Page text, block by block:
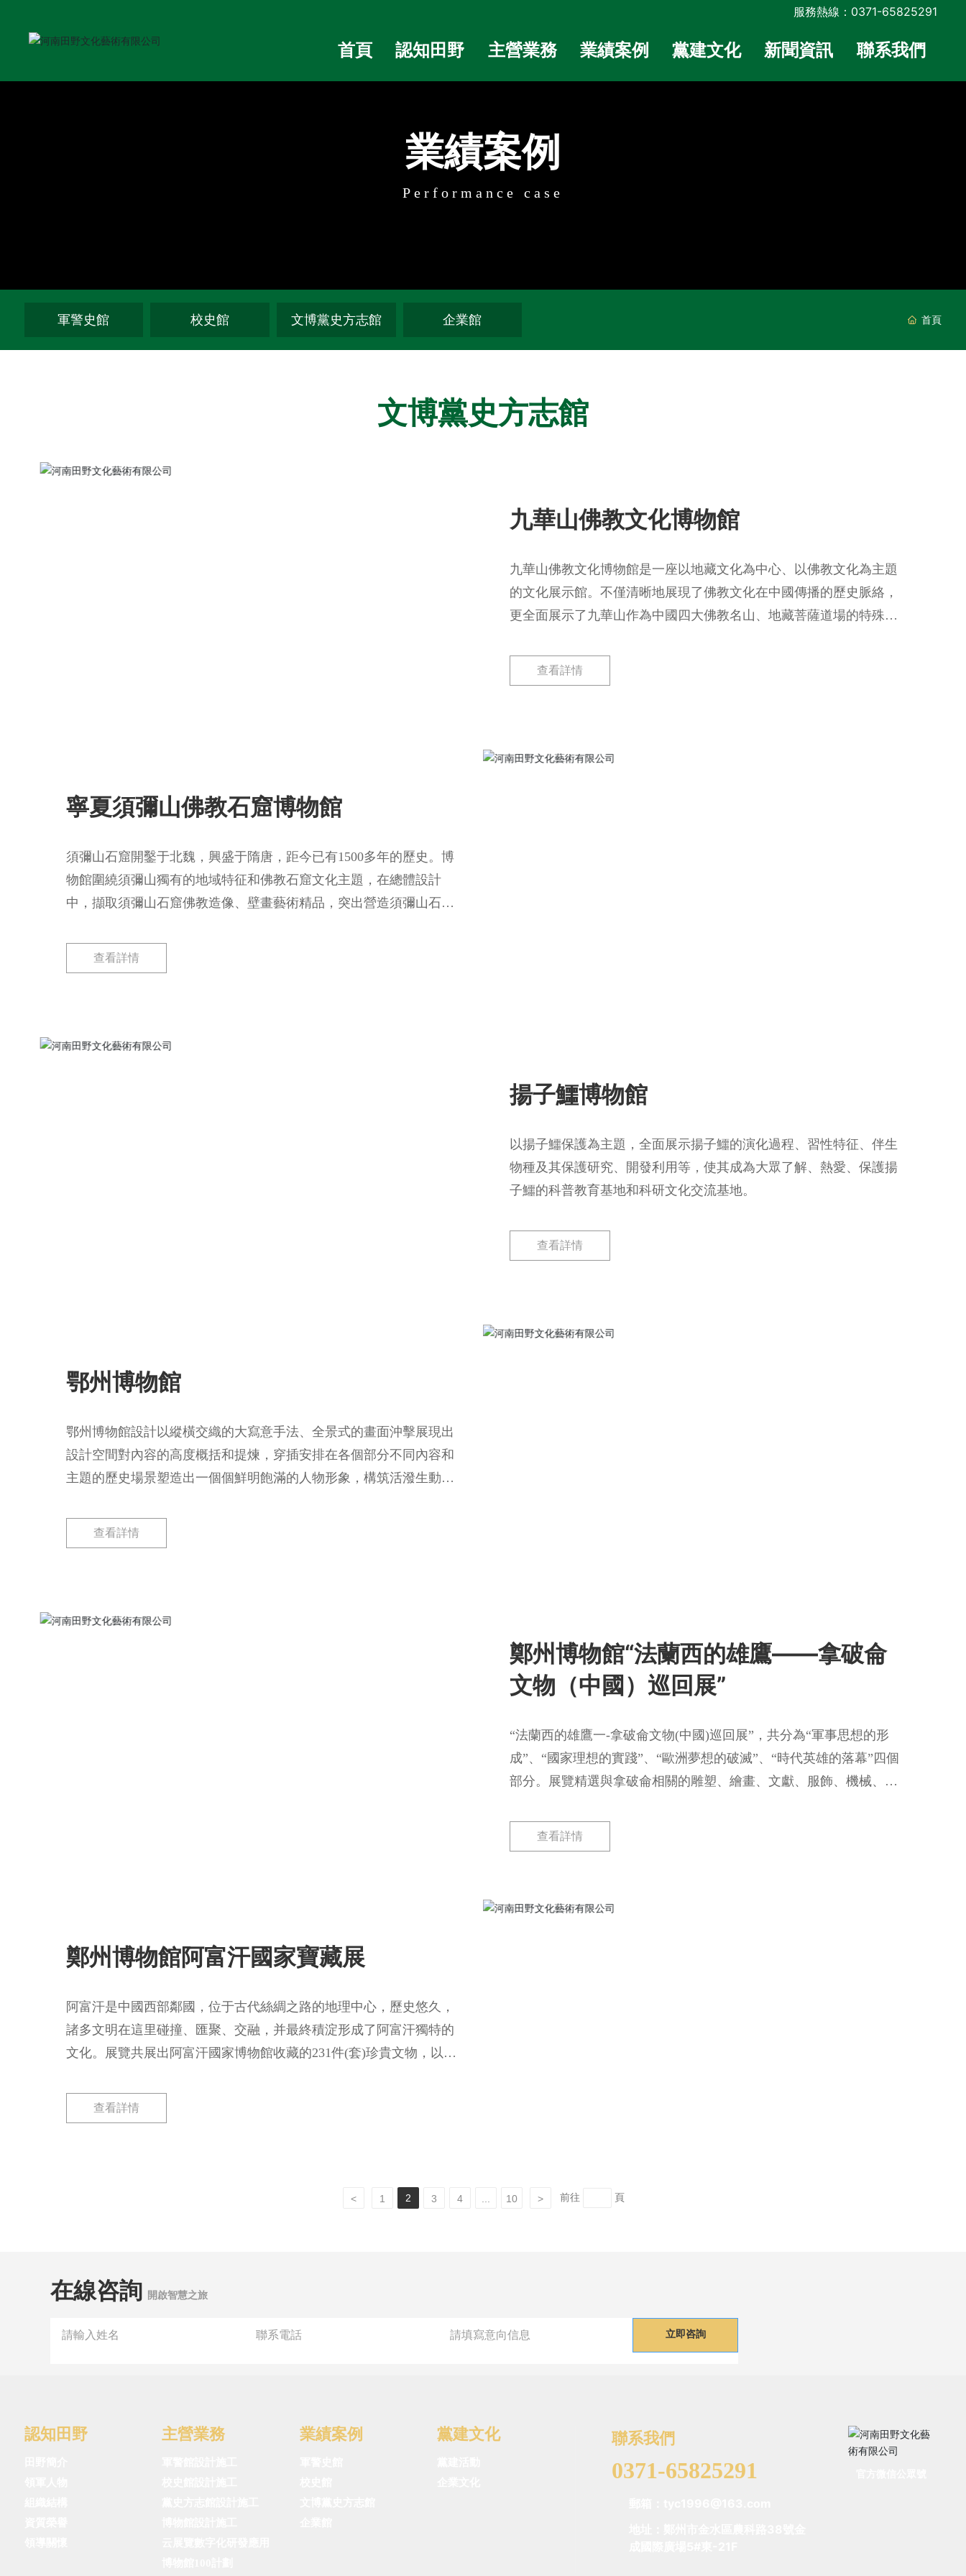
服務熱線：0371-65825291
首頁 認知田野 主營業務 業績案例 黨建文化 新聞資訊 聯系我們
業績案例
Performance case
軍警史館 校史館 文博黨史方志館 企業館 首頁
文博黨史方志館
九華山佛教文化博物館
九華山佛教文化博物館是一座以地藏文化為中心、以佛教文化為主題
的文化展示館。不僅清晰地展現了佛教文化在中國傳播的歷史脈絡，
更全面展示了九華山作為中國四大佛教名山、地藏菩薩道場的特殊環
學藝術發展所起的積極作用。同時將傳統展覽模式與現代展覽手段相
結合，把觀眾感受納入設計之中，產生了異乎尋常的效果。
查看詳情
寧夏須彌山佛教石窟博物館
須彌山石窟開鑿于北魏，興盛于隋唐，距今已有1500多年的歷史。博
物館圍繞須彌山獨有的地域特征和佛教石窟文化主題，在總體設計
中，擷取須彌山石窟佛教造像、壁畫藝術精品，突出營造須彌山石窟
富、物化典章的設計原則，借助展板、燈箱、實物及造型、復原、雕
塑、沙盤、新媒體藝術等表現形式，從不同方面展示出須彌山石窟獨
查看詳情
揚子鱷博物館
以揚子鱷保護為主題，全面展示揚子鱷的演化過程、習性特征、伴生
物種及其保護研究、開發利用等，使其成為大眾了解、熱愛、保護揚
子鱷的科普教育基地和科研文化交流基地。
查看詳情
鄂州博物館
鄂州博物館設計以縱橫交織的大寫意手法、全景式的畫面沖擊展現出
設計空間對內容的高度概括和提煉，穿插安排在各個部分不同內容和
主題的歷史場景塑造出一個個鮮明飽滿的人物形象，構筑活潑生動、
法升華主題，從外向內，層層遞進地詮釋展覽內涵，運用豐富的裝飾
藝術、造型藝術、聲效藝術、光影藝術以及綜合新媒介藝術等豐富的
查看詳情
鄭州博物館“法蘭西的雄鷹——拿破侖
文物（中國）巡回展”
“法蘭西的雄鷹一-拿破侖文物(中國)巡回展”，共分為“軍事思想的形
成”、“國家理想的實踐”、“歐洲夢想的破滅”、“時代英雄的落幕”四個
部分。展覽精選與拿破侖相關的雕塑、繪畫、文獻、服飾、機械、生
尚的藝術等方面，生動展示了拿破侖跌宕起伏的傳奇一生，旨在為深
化中法兩國文博領域的交流合作，促進中法文明交流互鑒做出積極共
查看詳情
鄭州博物館阿富汗國家寶藏展
阿富汗是中國西部鄰國，位于古代絲綢之路的地理中心，歷史悠久，
諸多文明在這里碰撞、匯聚、交融，并最終積淀形成了阿富汗獨特的
文化。展覽共展出阿富汗國家博物館收藏的231件(套)珍貴文物，以法
向世人述說阿富汗這片熱土曾經的輝煌與文明，勾勒出古代阿富汗的
早期歷史進程，集中展現了古代阿富汗多元的文明圖景。
查看詳情
< 1 2 3 4 10 > 前往 頁
在線咨詢 開啟智慧之旅
立即咨詢
認知田野 主營業務 業績案例 黨建文化 聯系我們
0371-65825291